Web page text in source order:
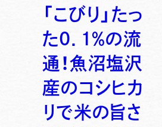
「こびり」たっ
た0．1％の流
通！魚沼塩沢
産のコシヒカ
リで米の旨さ